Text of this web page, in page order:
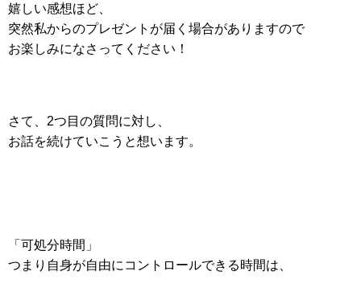
嬉しい感想ほど、
突然私からのプレゼントが届く場合がありますので
お楽しみになさってください！
さて、2つ目の質問に対し、
お話を続けていこうと想います。
「可処分時間」
つまり自身が自由にコントロールできる時間は、